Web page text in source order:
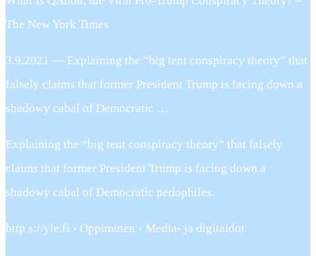
The New York Times
3.9.2021 — Explaining the “big tent conspiracy theory” that
falsely claims that former President Trump is facing down a
shadowy cabal of Democratic …
Explaining the “big tent conspiracy theory” that falsely
claims that former President Trump is facing down a
shadowy cabal of Democratic pedophiles.
http s://yle.fi › Oppiminen › Media- ja digitaidot